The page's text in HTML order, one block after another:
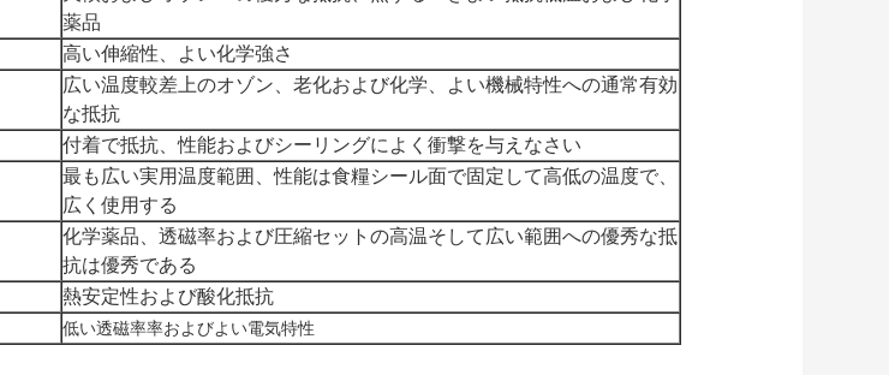
薬品
高い伸縮性、よい化学強さ
広い温度較差上のオゾン、老化および化学、よい機械特性への通常有効
な抵抗
付着で抵抗、性能およびシーリングによく衝撃を与えなさい
最も広い実用温度範囲、性能は食糧シール面で固定して高低の温度で、
広く使用する
化学薬品、透磁率および圧縮セットの高温そして広い範囲への優秀な抵
抗は優秀である
熱安定性および酸化抵抗
低い透磁率率およびよい電気特性